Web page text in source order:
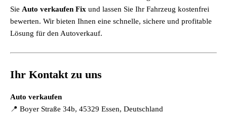
Sie Auto verkaufen Fix und lassen Sie Ihr Fahrzeug kostenfrei
bewerten. Wir bieten Ihnen eine schnelle, sichere und profitable
Lösung für den Autoverkauf.
Ihr Kontakt zu uns
Auto verkaufen
📍 Boyer Straße 34b, 45329 Essen, Deutschland